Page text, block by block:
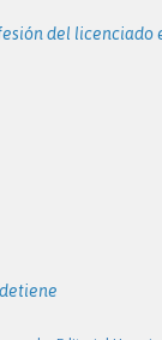
del licenciado